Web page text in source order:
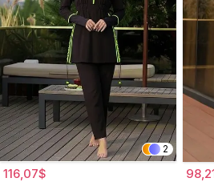
2
116,07$